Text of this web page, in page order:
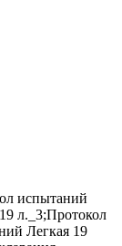
испытаний
л._3;Протокол
Легкая 19